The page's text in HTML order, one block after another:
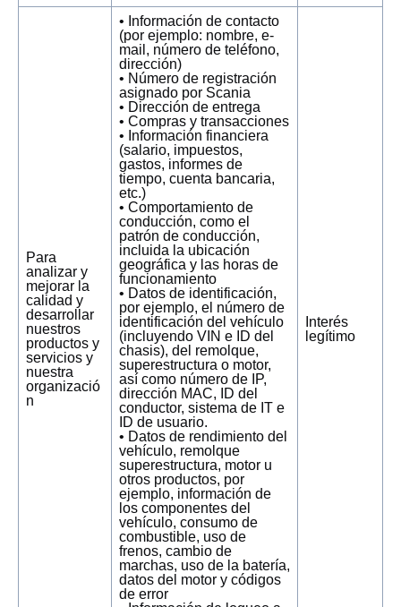
Para
analizar y
mejorar la
calidad y
desarrollar
nuestros
productos y
servicios y
nuestra
organizació
n
• Información de contacto
(por ejemplo: nombre, e-
mail, número de teléfono,
dirección)
• Número de registración
asignado por Scania
• Dirección de entrega
• Compras y transacciones
• Información financiera
(salario, impuestos,
gastos, informes de
tiempo, cuenta bancaria,
etc.)
• Comportamiento de
conducción, como el
patrón de conducción,
incluida la ubicación
geográfica y las horas de
funcionamiento
• Datos de identificación,
por ejemplo, el número de
identificación del vehículo
(incluyendo VIN e ID del
chasis), del remolque,
superestructura o motor,
así como número de IP,
dirección MAC, ID del
conductor, sistema de IT e
ID de usuario.
• Datos de rendimiento del
vehículo, remolque
superestructura, motor u
otros productos, por
ejemplo, información de
los componentes del
vehículo, consumo de
combustible, uso de
frenos, cambio de
marchas, uso de la batería,
datos del motor y códigos
de error
Interés
legítimo